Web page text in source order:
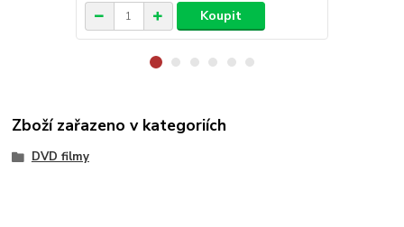
Koupit
Zboží zařazeno v kategoriích
DVD filmy